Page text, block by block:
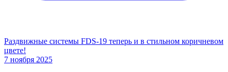
Раздвижные системы FDS-19 теперь и в стильном коричневом
цвете!
7 ноября 2025